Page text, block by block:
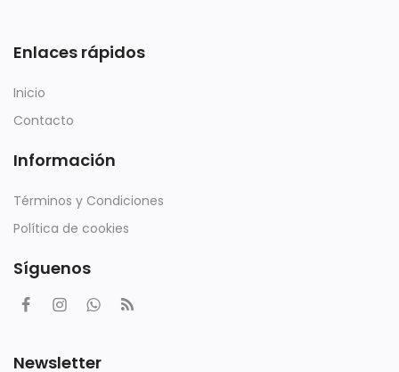
Enlaces rápidos
Inicio
Contacto
Información
Términos y Condiciones
Política de cookies
Síguenos
Newsletter